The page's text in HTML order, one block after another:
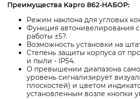
Преимущества Kapro 862-НАБОР:
Режим наклона для угловых
Функция автонивелирования
работы ±5?.
Возможность установки на
Степень защиты корпуса от
и пыли - IP54.
О превышении диапазона
уровень сигнализирует
плоскостей) и цветом
установленным возле кнопки